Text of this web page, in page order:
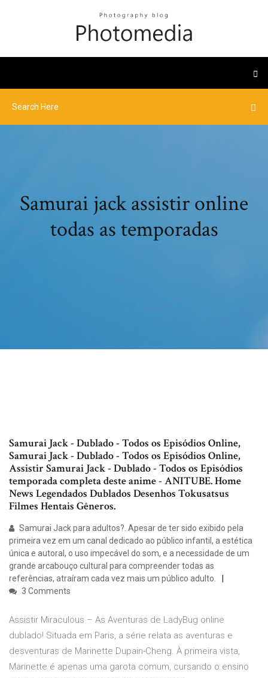
Samurai jack assistir online
todas as temporadas
Samurai Jack - Dublado - Todos os Episódios Online,
Samurai Jack - Dublado - Todos os Episódios Online,
Assistir Samurai Jack - Dublado - Todos os Episódios
temporada completa deste anime - ANITUBE. Home
News Legendados Dublados Desenhos Tokusatsus
Filmes Hentais Gêneros.
Samurai Jack para adultos?. Apesar de ter sido exibido pela
primeira vez em um canal dedicado ao público infantil, a estética
única e autoral, o uso impecável do som, e a necessidade de um
grande arcabouço cultural para compreender todas as
referências, atraíram cada vez mais um público adulto.
3 Comments
Assistir Miraculous – As Aventuras de LadyBug online
dublado! Situada em Paris, a série relata as aventuras e
desventuras de Marinette Dupain-Cheng. À primeira vista,
Marinette é apenas uma garota comum, cursando o ensino